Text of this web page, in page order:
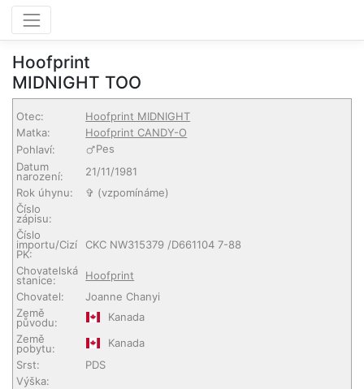
Hoofprint
MIDNIGHT TOO
Otec:
Hoofprint MIDNIGHT
Matka:
Hoofprint CANDY-O
Pohlaví:
Pes
Datum
narození:
21/11/1981
Rok úhynu:
✞ (vzpomínáme)
Číslo
zápisu:
Číslo
importu/Cizí
PK:
CKC NW315379 /D661104 7-88
Chovatelská
stanice:
Hoofprint
Chovatel:
Joanne Chanyi
Země
původu:
Kanada
Země
pobytu:
Kanada
Srst:
PDS
Výška: